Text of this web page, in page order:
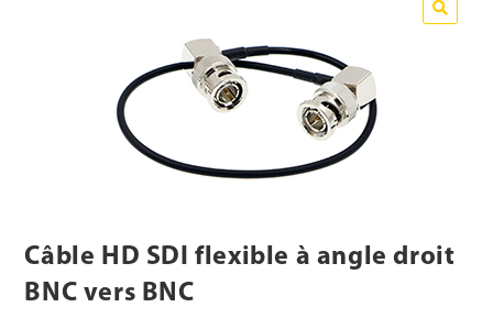
Câble HD SDI flexible à angle droit
BNC vers BNC